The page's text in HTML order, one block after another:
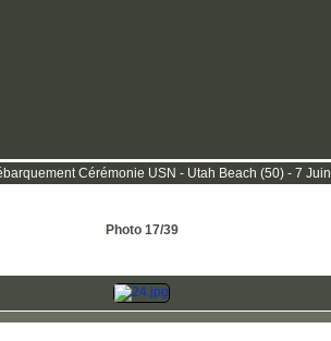
Cérémonie USN - Utah Beach (50) - 7 Juin
Photo 17/39